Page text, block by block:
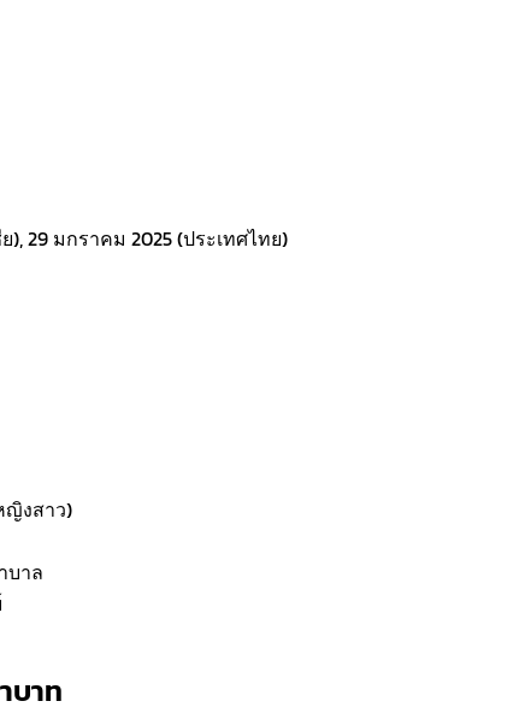
), 29 มกราคม 2025 (ประเทศไทย)
งสาว)
บาล
บาท